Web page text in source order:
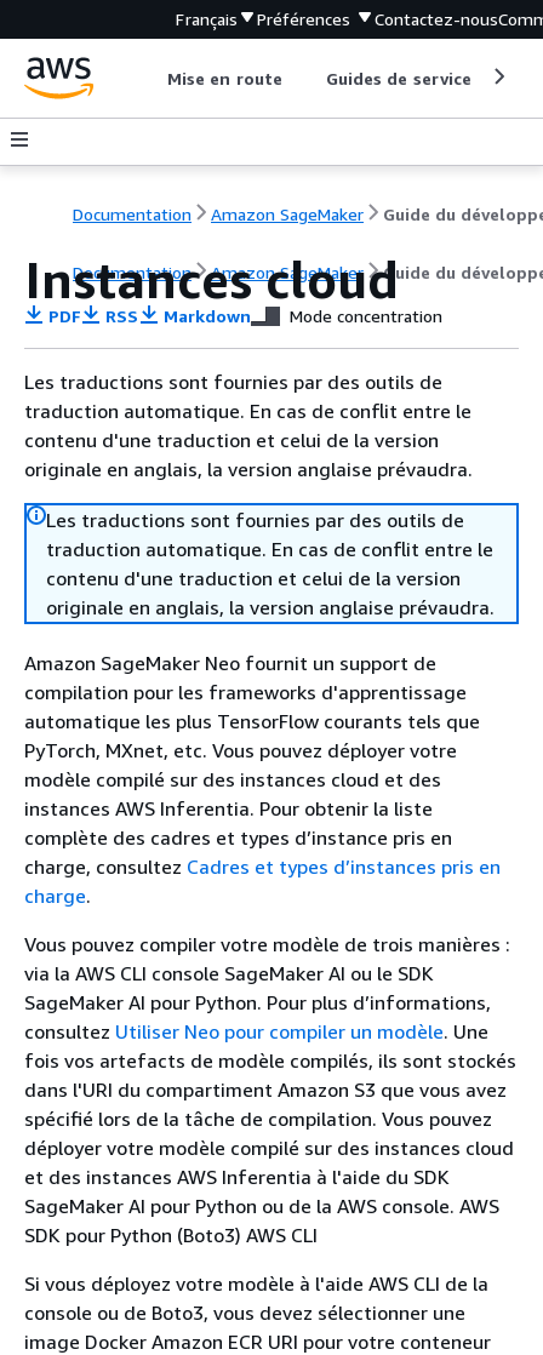
Français Préférences Contactez-nous
Mise en route Guides de service
Documentation Amazon SageMaker Guide du
Documentation Amazon SageMaker Guide du
Instances cloud
PDF RSS Markdown Mode concentration
Les traductions sont fournies par des outils de
traduction automatique. En cas de conflit entre le
contenu d'une traduction et celui de la version
originale en anglais, la version anglaise prévaudra.
Les traductions sont fournies par des outils de
traduction automatique. En cas de conflit entre le
contenu d'une traduction et celui de la version
originale en anglais, la version anglaise prévaudra.
Amazon SageMaker Neo fournit un support de
compilation pour les frameworks d'apprentissage
automatique les plus TensorFlow courants tels que
PyTorch, MXnet, etc. Vous pouvez déployer votre
modèle compilé sur des instances cloud et des
instances AWS Inferentia. Pour obtenir la liste
complète des cadres et types d’instance pris en
charge, consultez Cadres et types d’instances pris en
charge.
Vous pouvez compiler votre modèle de trois manières :
via la AWS CLI console SageMaker AI ou le SDK
SageMaker AI pour Python. Pour plus d’informations,
consultez Utiliser Neo pour compiler un modèle. Une
fois vos artefacts de modèle compilés, ils sont stockés
dans l'URI du compartiment Amazon S3 que vous avez
spécifié lors de la tâche de compilation. Vous pouvez
déployer votre modèle compilé sur des instances cloud
et des instances AWS Inferentia à l'aide du SDK
SageMaker AI pour Python ou de la AWS console. AWS
SDK pour Python (Boto3) AWS CLI
Si vous déployez votre modèle à l'aide AWS CLI de la
console ou de Boto3, vous devez sélectionner une
image Docker Amazon ECR URI pour votre conteneur